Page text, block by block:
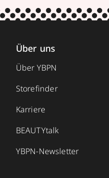
Über uns
Über YBPN
Storefinder
Karriere
BEAUTYtalk
YBPN-Newsletter